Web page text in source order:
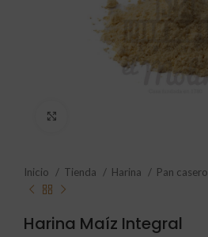
Inicio Tienda Harina Pan casero
Harina Maíz Integral